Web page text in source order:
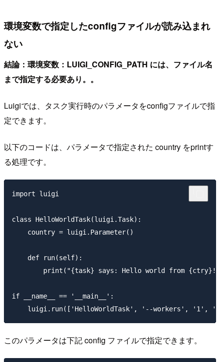
環境変数で指定したconfigファイルが読み込まれ
ない
結論：環境変数：LUIGI_CONFIG_PATH には、ファイル名
まで指定する必要あり。。
Luigiでは、タスク実行時のパラメータをconfigファイルで指
定できます。
以下のコードは、パラメータで指定された country をprintす
る処理です。
import luigi
class HelloWorldTask(luigi.Task):
    country = luigi.Parameter()
    def run(self):
print("{task} says: Hello world from
if __name__ == '__main__':
このパラメータは下記 config ファイルで指定できます。